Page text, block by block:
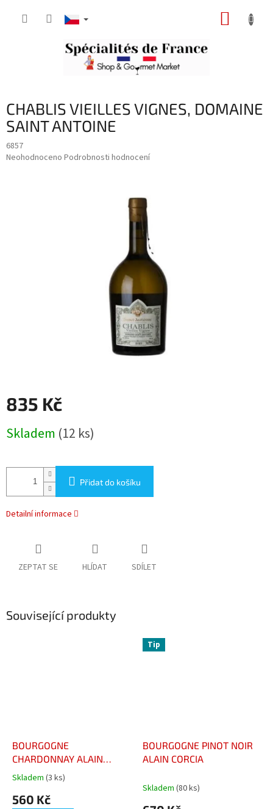
CHABLIS VIEILLES VIGNES, DOMAINE
SAINT ANTOINE
6857
Průměrné
Neohodnoceno Podrobnosti hodnocení
835 Kč
cena:
Skladem (12 ks)
Přidat do košíku
Detailní informace
ZEPTAT SE HLÍDAT SDÍLET
Související produkty
BOURGOGNE
CHARDONNAY ALAIN
CORCIA
Průměrné
produktu
Skladem (3 ks)
560 Kč
Tip
BOURGOGNE PINOT NOIR
ALAIN CORCIA
Skladem (80 ks)